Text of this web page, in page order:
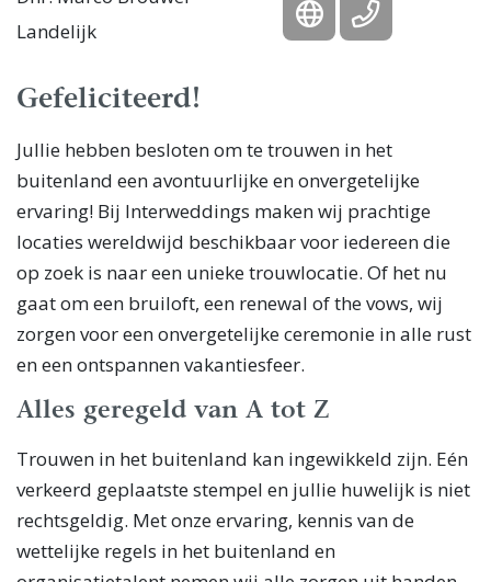
Landelijk
Gefeliciteerd!
Jullie hebben besloten om te trouwen in het
buitenland een avontuurlijke en onvergetelijke
ervaring! Bij Interweddings maken wij prachtige
locaties wereldwijd beschikbaar voor iedereen die
op zoek is naar een unieke trouwlocatie. Of het nu
gaat om een bruiloft, een renewal of the vows, wij
zorgen voor een onvergetelijke ceremonie in alle rust
en een ontspannen vakantiesfeer.
Alles geregeld van A tot Z
Trouwen in het buitenland kan ingewikkeld zijn. Eén
verkeerd geplaatste stempel en jullie huwelijk is niet
rechtsgeldig. Met onze ervaring, kennis van de
wettelijke regels in het buitenland en